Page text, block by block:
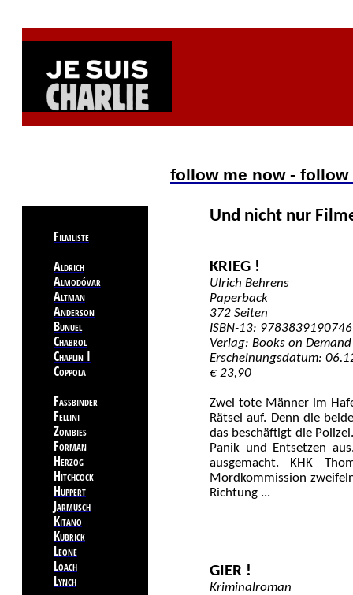
follow me now -
Filmliste
Aldrich
Almodóvar
Altman
Anderson
Bunuel
Chabrol
Chaplin I
Coppola
Fassbinder
Fellini
Zombies
Forman
Herzog
Hitchcock
Huppert
Jarmusch
Kitano
Kubrick
Leone
Loach
Lynch
Und nicht nur
KRIEG !
Ulrich Behrens
Paperback
372 Seiten
ISBN-13: 9783839190746
Verlag: Books on Demand
Erscheinungsdatum:
€ 23,90
Zwei tote Männer im
Rätsel auf. Denn die
das beschäftigt die
Panik und Entsetzen
ausgemacht. KHK
Mordkommission
Richtung ...
GIER !
Kriminalroman